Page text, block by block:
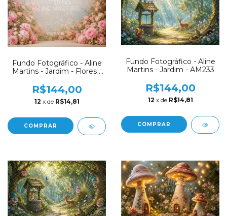
Fundo Fotográfico - Aline
Martins - Jardim - Flores -
R$144,00
12 x de R$14,81
COMPRAR
Fundo Fotográfico - Aline
Martins - Jardim - AM233
R$144,00
12 x de R$14,81
COMPRAR